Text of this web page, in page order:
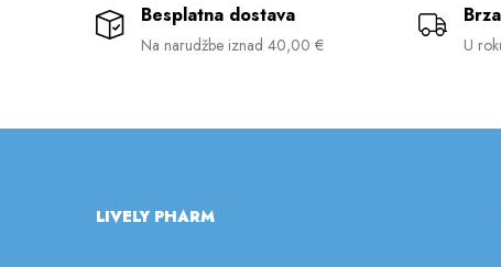
Besplatna dostava
Na narudžbe iznad 40,00 € U
LIVELY PHARM